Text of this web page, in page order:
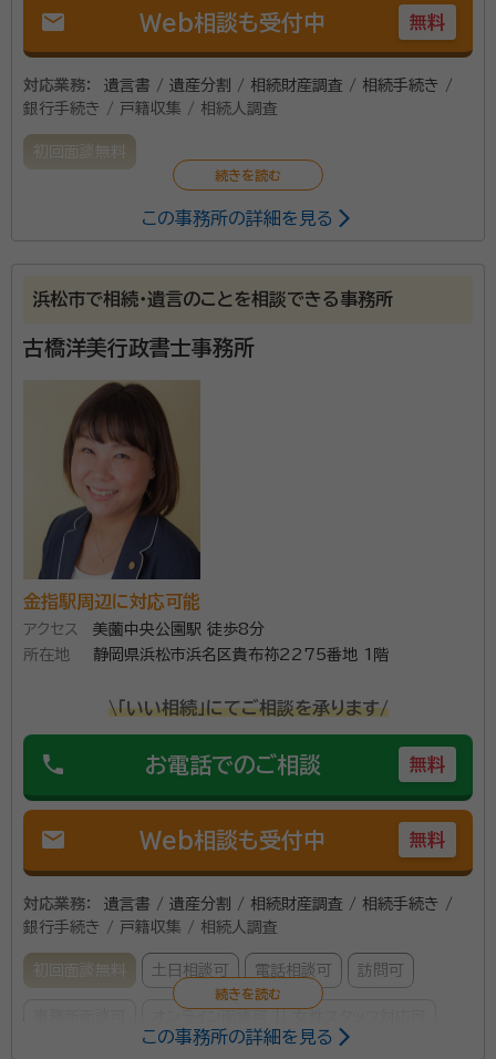
mail Web相談も受付中 無料
対応業務：
遺言書 / 遺産分割 / 相続財産調査 / 相続手続き /
銀行手続き / 戸籍収集 / 相続人調査
初回面談無料
この事務所の詳細を見る
浜松市で相続・遺言のことを相談できる事務所
古橋洋美行政書士事務所
金指駅周辺に対応可能
アクセス
美薗中央公園駅 徒歩8分
所在地
静岡県浜松市浜名区貴布祢2275番地 1階
\「いい相続」にてご相談を承ります/
phone お電話でのご相談 無料
mail Web相談も受付中 無料
対応業務：
遺言書 / 遺産分割 / 相続財産調査 / 相続手続き /
銀行手続き / 戸籍収集 / 相続人調査
初回面談無料 土日相談可 電話相談可 訪問可
この事務所の詳細を見る